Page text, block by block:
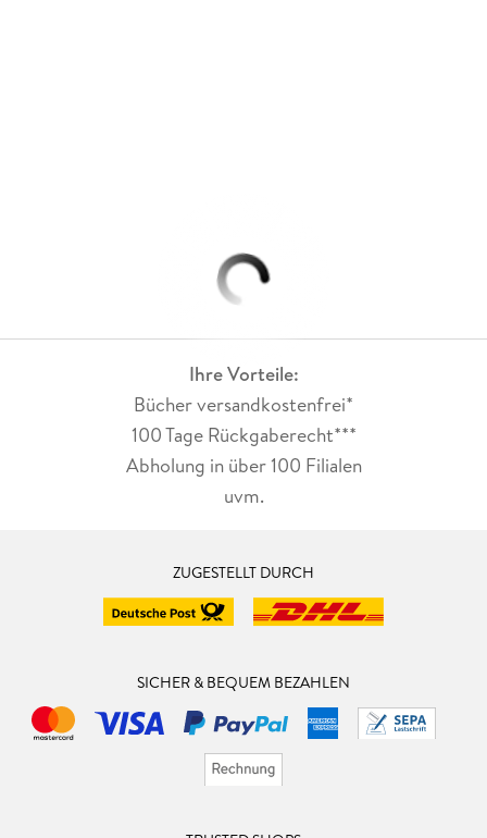
Ihre Vorteile:
Bücher versandkostenfrei*
100 Tage Rückgaberecht***
Abholung in über 100 Filialen
uvm.
ZUGESTELLT DURCH
SICHER & BEQUEM BEZAHLEN